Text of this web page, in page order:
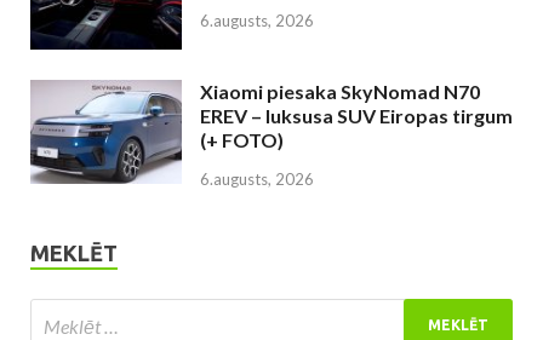
6.augusts, 2026
Xiaomi piesaka SkyNomad N70
EREV – luksusa SUV Eiropas tirgum
(+ FOTO)
6.augusts, 2026
MEKLĒT